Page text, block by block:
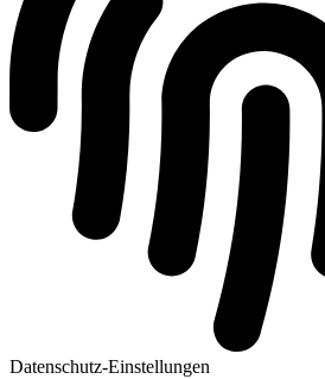
Datenschutz-Einstellungen